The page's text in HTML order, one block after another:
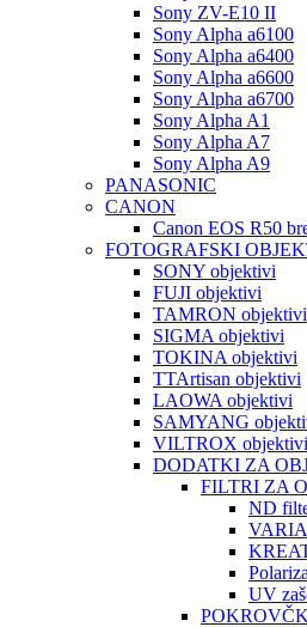
Sony ZV-E10 II
Sony Alpha a6100
Sony Alpha a6400
Sony Alpha a6600
Sony Alpha a6700
Sony Alpha A1
Sony Alpha A7
Sony Alpha A9
PANASONIC
CANON
Canon EOS R50
FOTOGRAFSKI
SONY objektivi
FUJI objektivi
TAMRON objektivi
SIGMA objektivi
TOKINA objektivi
TTArtisan objektivi
LAOWA objektivi
SAMYANG
VILTROX objektivi
DODATKI ZA
FILTRI ZA
ND
UV